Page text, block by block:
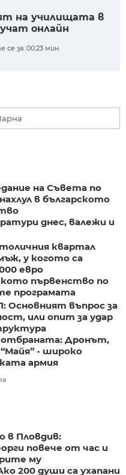
на училищата в
онлайн
се за: 00:23 мин.
на Съвета по
в българското
днес, валежи и
квартал
у когото са
евро
първенство по
програмата
Основният въпрос за
или опит за удар
Дронът,
- широко
армия
в Пловдив:
повече от час и
му
200 души са ухапани